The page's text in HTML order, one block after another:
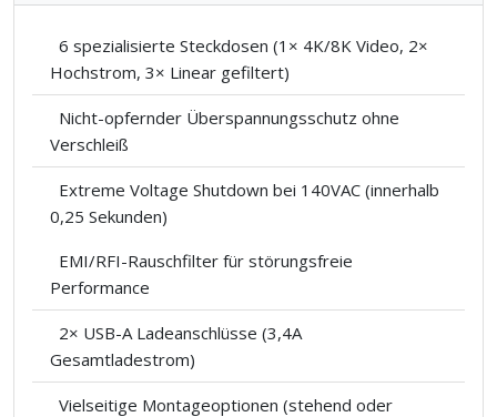
6 spezialisierte Steckdosen (1× 4K/8K Video, 2×
Hochstrom, 3× Linear gefiltert)
Nicht-opfernder Überspannungsschutz ohne
Verschleiß
Extreme Voltage Shutdown bei 140VAC (innerhalb
0,25 Sekunden)
EMI/RFI-Rauschfilter für störungsfreie
Performance
2× USB-A Ladeanschlüsse (3,4A
Gesamtladestrom)
Vielseitige Montageoptionen (stehend oder